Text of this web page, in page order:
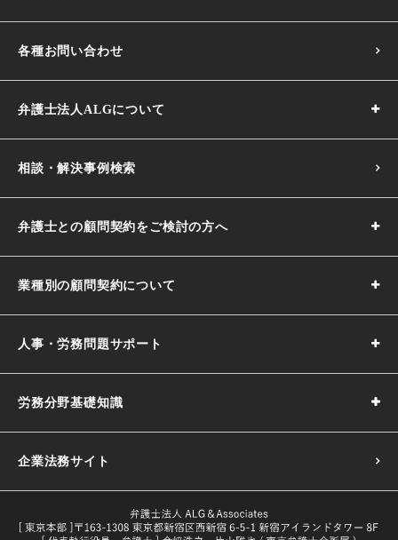
各種お問い合わせ
弁護士法人ALGについて
相談・解決事例検索
弁護士との顧問契約をご検討の方へ
業種別の顧問契約について
人事・労務問題サポート
労務分野基礎知識
企業法務サイト